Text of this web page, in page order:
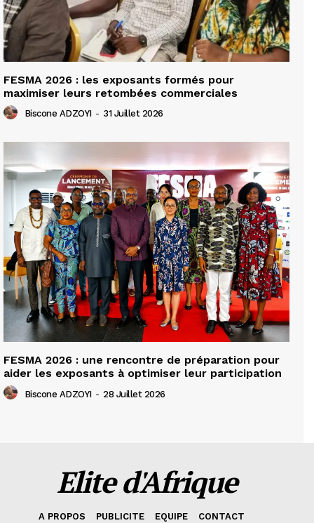
FESMA 2026 : les exposants formés pour
maximiser leurs retombées commerciales
Biscone ADZOYI - 31 Juillet 2026
FESMA 2026 : une rencontre de préparation pour
aider les exposants à optimiser leur participation
Biscone ADZOYI - 28 Juillet 2026
Elite d'Afrique
A PROPOS PUBLICITE EQUIPE
CONTACT